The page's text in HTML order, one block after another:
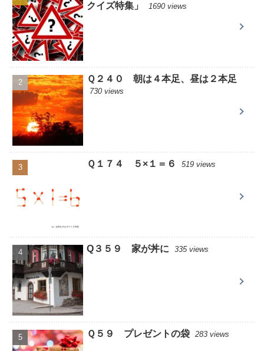
クイズ特集」
1690 views
Ｑ２４０ 朝は４本足、昼は２本足
730 views
Ｑ１７４ ５×１＝６ 519 views
Q３５９ 家が丼に 335 views
Ｑ５９ プレゼントの袋 283 views